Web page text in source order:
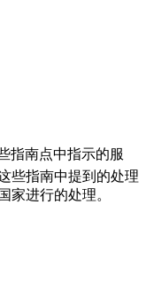
指南点中指示的服
些指南中提到的处理
家进行的处理。